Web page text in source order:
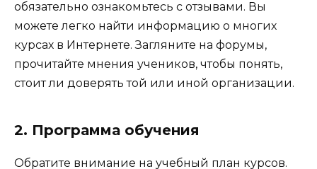
обязательно ознакомьтесь с отзывами. Вы
можете легко найти информацию о многих
курсах в Интернете. Загляните на форумы,
прочитайте мнения учеников, чтобы понять,
стоит ли доверять той или иной организации.
2. Программа обучения
Обратите внимание на учебный план курсов.